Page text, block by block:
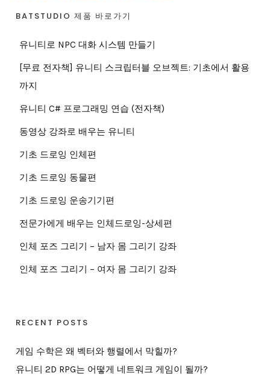
BATSTUDIO 제품 바로가기
유니티로 NPC 대화 시스템 만들기
[무료 전자책] 유니티 스크립터블 오브젝트: 기초에서 활용
까지
유니티 C# 프로그래밍 연습 (전자책)
동영상 강좌로 배우는 유니티
기초 드로잉 인체편
기초 드로잉 동물편
기초 드로잉 운송기기편
전문가에게 배우는 인체드로잉-상세편
인체 포즈 그리기 – 남자 몸 그리기 강좌
인체 포즈 그리기 – 여자 몸 그리기 강좌
RECENT POSTS
게임 수학은 왜 벡터와 행렬에서 막힐까?
유니티 2D RPG는 어떻게 네트워크 게임이 될까?